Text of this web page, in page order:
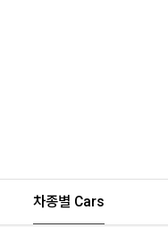
차종별 Cars